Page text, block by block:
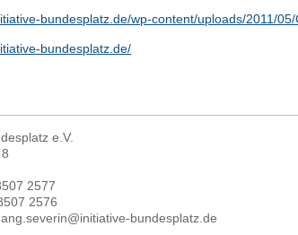
bundesplatz.de/wp-content/uploads/2011/
bundesplatz.de/
e.V.
2577
2576
bundesplatz.de